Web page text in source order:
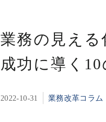
業務の見える
成功に導く
2022-10-31 業務改革コラム